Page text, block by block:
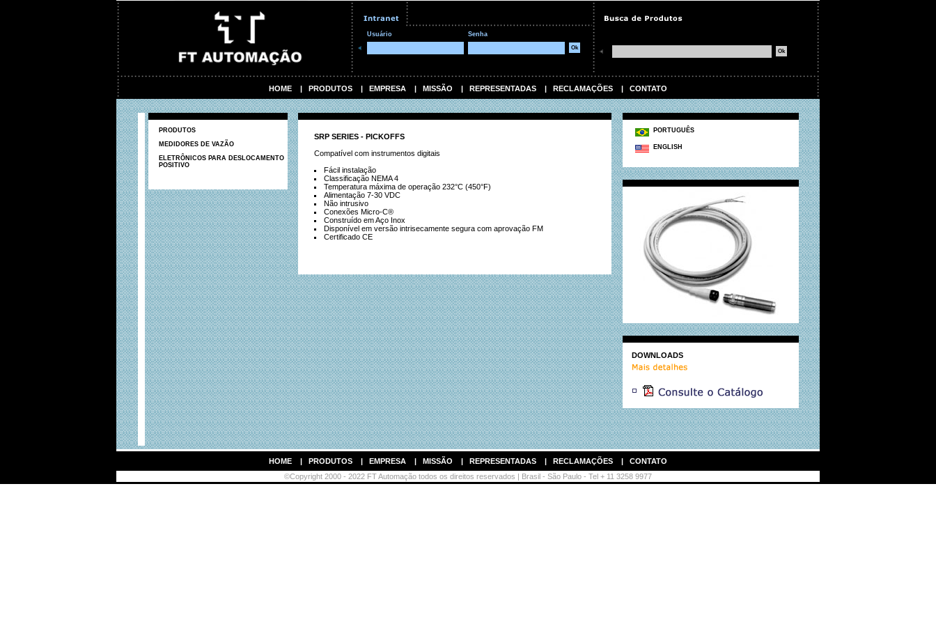
Usuário Senha
HOME | PRODUTOS | EMPRESA | MISSÃO | REPRESENTADAS | RECLAMAÇÕES | CONTATO
PRODUTOS
MEDIDORES DE VAZÃO
ELETRÔNICOS PARA DESLOCAMENTO
POSITIVO
SRP SERIES - PICKOFFS
Compatível com instrumentos digitais
Fácil instalação
Classificação NEMA 4
Temperatura máxima de operação 232°C (450°F)
Alimentação 7-30 VDC
Não intrusivo
Conexões Micro-C®
Construído em Aço Inox
Disponível em versão intrisecamente segura com aprovação FM
Certificado CE
PORTUGUÊS
ENGLISH
DOWNLOADS
HOME | PRODUTOS | EMPRESA | MISSÃO | REPRESENTADAS | RECLAMAÇÕES | CONTATO
©Copyright 2000 - 2022 FT Automação todos os direitos reservados | Brasil - São Paulo - Tel + 11 3258 9977